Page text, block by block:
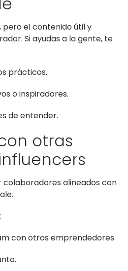
pero el contenido útil y
Si ayudas a la gente, te
prácticos.
o inspiradores.
de entender.
otras
colaboradores alineados con
con otros emprendedores.